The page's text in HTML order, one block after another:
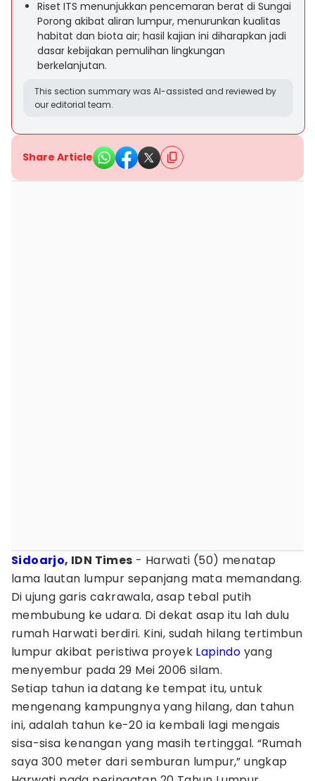
Riset ITS menunjukkan pencemaran berat di Sungai
Porong akibat aliran lumpur, menurunkan kualitas
habitat dan biota air; hasil kajian ini diharapkan jadi
dasar kebijakan pemulihan lingkungan
berkelanjutan.
This section summary was AI-assisted and reviewed by
our editorial team.
Share Article
Sidoarjo, IDN Times - Harwati (50) menatap
lama lautan lumpur sepanjang mata memandang.
Di ujung garis cakrawala, asap tebal putih
membubung ke udara. Di dekat asap itu lah dulu
rumah Harwati berdiri. Kini, sudah hilang tertimbun
lumpur akibat peristiwa proyek Lapindo yang
menyembur pada 29 Mei 2006 silam.
Setiap tahun ia datang ke tempat itu, untuk
mengenang kampungnya yang hilang, dan tahun
ini, adalah tahun ke-20 ia kembali lagi mengais
sisa-sisa kenangan yang masih tertinggal. “Rumah
saya 300 meter dari semburan lumpur,” ungkap